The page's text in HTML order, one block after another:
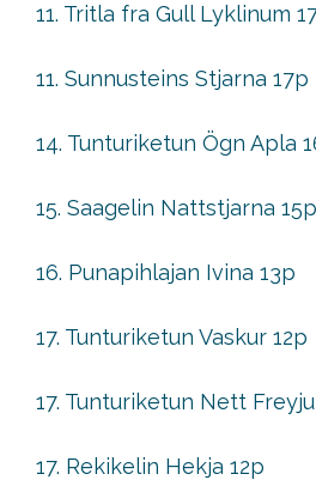
11. Tritla fra Gull Lyklinum
11. Sunnusteins Stjarna 17p
14. Tunturiketun Ögn Apla
15. Saagelin Nattstjarna 15p
16. Punapihlajan Ivina 13p
17. Tunturiketun Vaskur 12p
17. Tunturiketun Nett
17. Rekikelin Hekja 12p